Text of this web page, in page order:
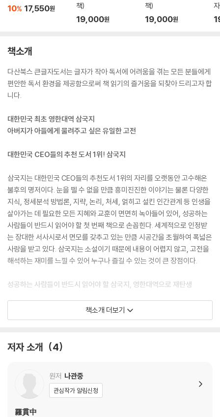
10% 17,550원
책)
19,000원
책)
19,000원
책소개
다산북스 큰글자도서는 글자가 작아 독서에 어려움을 겪는 모든 분들에게
편안한 독서 환경을 제공함으로써 책 읽기의 즐거움을 되찾아 드리고자 합
니다.
대한민국 최초 영한대역 삼국지
아버지가 아들에게 물려주고 싶은 유일한 고전
대한민국 CEO들의 추천 도서 1위! 삼국지
삼국지는 대한민국 CEO들의 추천도서 1위의 자리를 오랫동안 고수해온
불후의 명저이다. 눈을 뗄 수 없을 만큼 흥미진진한 이야기는 물론 다양한
지식, 정세분석 방법론, 지략, 논리, 처세, 얽히고 설킨 인간관계 등 인생을
살아가는 데 필요한 모든 지혜와 교훈이 면면히 녹아들어 있어, 성공하는
사람들이 반드시 읽어야 할 첫 번째 책으로 손꼽힌다. 세계적으로 인정받
는 장대한 서사시로서 면모를 갖추고 있는 만큼 시공간을 초월하여 폭넓은
사랑을 받고 있다. 삼국지는 소설이기 때문에 내용이 어렵지 않고, 고전을
해석하는 재미를 느낄 수 있어 누구나 즐길 수 있는 것이 큰 장점이다.
성공하는 사람들이 반드시 읽어야 할 삼국지, 영한대역으로 재탄생
4년간의 준비 끝에 출간되는 영한대역 삼국지는 450만 글자, 80만 단어,
4만여 문장으로 이뤄진 대작이며, 일상대화나 묘사에서부터 토론영어(제
들의 전략전술 헌책 등)는 물론 영어 이해의 최고봉이라는 수백 편의 시가
럼의 영문을 골고루 접할 수 있는 것이 삼국지의 가장 큰 장점이다.
책소개 더보기
저자 소개 4
원저 나관중
관심작가 알림신청
羅貫中